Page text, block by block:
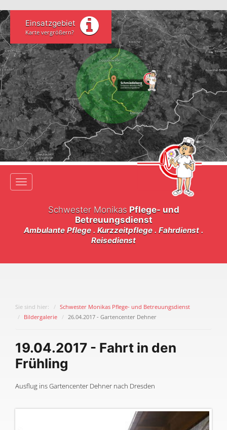
Einsatzgebiet
Karte vergrößern?
Toggle navigation
Schwester Monikas Pflege- und
Betreuungsdienst
Ambulante Pflege . Kurzzeitpflege . Fahrdienst .
Reisedienst
Sie sind hier:
Schwester Monikas Pflege- und Betreuungsdienst
Bildergalerie
26.04.2017 - Gartencenter Dehner
19.04.2017 - Fahrt in den
Frühling
Ausflug ins Gartencenter Dehner nach Dresden